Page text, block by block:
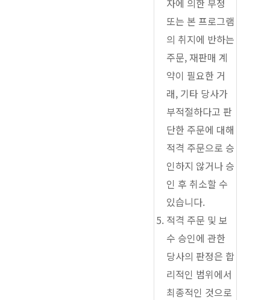
자에 의한 부정
또는 본 프로그램
의 취지에 반하는
주문, 재판매 계
약이 필요한 거
래, 기타 당사가
부적절하다고 판
단한 주문에 대해
적격 주문으로 승
인하지 않거나 승
인 후 취소할 수
있습니다.
적격 주문 및 보
수 승인에 관한
당사의 판정은 합
리적인 범위에서
최종적인 것으로